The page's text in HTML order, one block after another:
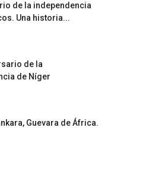
de la independencia
Una historia...
de la
de Níger
Guevara de África.